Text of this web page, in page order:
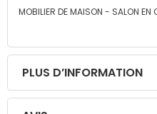
MOBILIER DE MAISON - SALON EN
PLUS D’INFORMATION